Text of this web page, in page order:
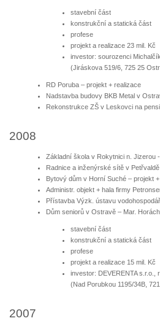
stavební část
konstrukční a statická část
profese
projekt a realizace 23 mil. Kč
investor: sourozenci
(Jiráskova 519/6, 725 25
RD Poruba – projekt + realizace
Nadstavba budovy BKB Metal v
Rekonstrukce ZŠ v Leskovci na
2008
Základní škola v Rokytnici n. Jizerou
Radnice a inženýrské sítě v
Bytový dům v Horní Suché – projekt +
Administr. objekt + hala firmy
Přístavba Výzk. ústavu
Dům seniorů v Ostravě – Mar. Horách
stavební část
konstrukční a statická část
profese
projekt a realizace 15 mil. Kč
investor: DEVERENTA s.r.o.,
(Nad Porubkou 1195/34B,
2007